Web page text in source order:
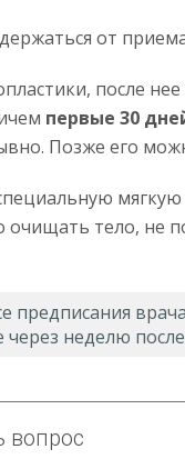
от
после
первые 30
Позже его
очищать тело, не
предписания
неделю
вопрос